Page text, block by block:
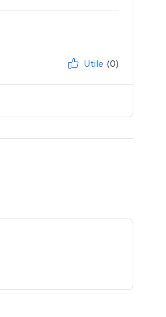
Utile (0)